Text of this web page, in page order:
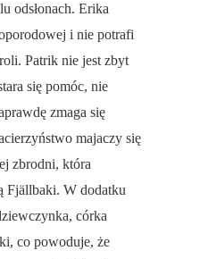
odsłonach. Erika
i nie potrafi
Patrik nie jest zbyt
się pomóc, nie
zmaga się
majaczy się
zbrodni, która
Fjällba ki. W dodatku
córka
co powoduje, że